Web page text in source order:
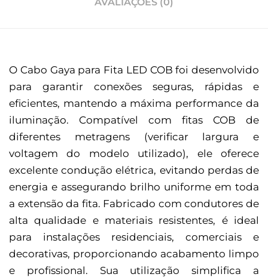
O Cabo Gaya para Fita LED COB foi desenvolvido
para garantir conexões seguras, rápidas e
eficientes, mantendo a máxima performance da
iluminação. Compatível com fitas COB de
diferentes metragens (verificar largura e
voltagem do modelo utilizado), ele oferece
excelente condução elétrica, evitando perdas de
energia e assegurando brilho uniforme em toda
a extensão da fita. Fabricado com condutores de
alta qualidade e materiais resistentes, é ideal
para instalações residenciais, comerciais e
decorativas, proporcionando acabamento limpo
e profissional. Sua utilização simplifica a